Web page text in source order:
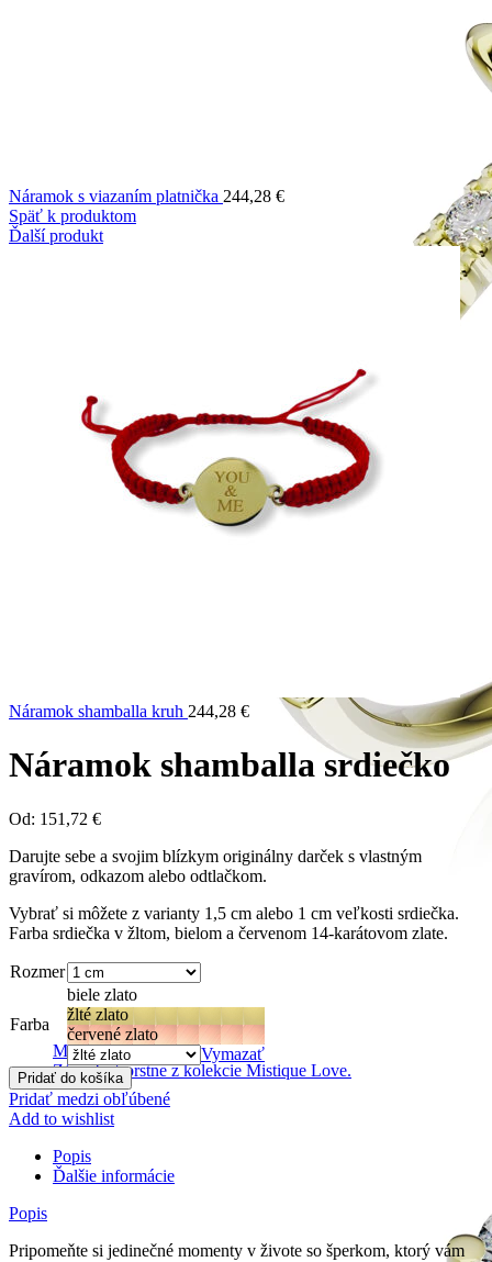
Mistique Love
Zásnubné prstne z kolekcie Mistique Love.
Náramok s viazaním platnička 244,28 €
Späť k produktom
Ďalší produkt
Náramok shamballa kruh 244,28 €
Náramok shamballa srdiečko
Od: 151,72 €
Darujte sebe a svojim blízkym originálny darček s vlastným
gravírom, odkazom alebo odtlačkom.
Vybrať si môžete z varianty 1,5 cm alebo 1 cm veľkosti srdiečka.
Farba srdiečka v žltom, bielom a červenom 14-karátovom zlate.
Rozmer
Farba
biele zlato
žlté zlato
červené zlato
Vymazať
Pridať do košíka
Pridať medzi obľúbené
Add to wishlist
Popis
Ďalšie informácie
Popis
Pripomeňte si jedinečné momenty v živote so šperkom, ktorý vám